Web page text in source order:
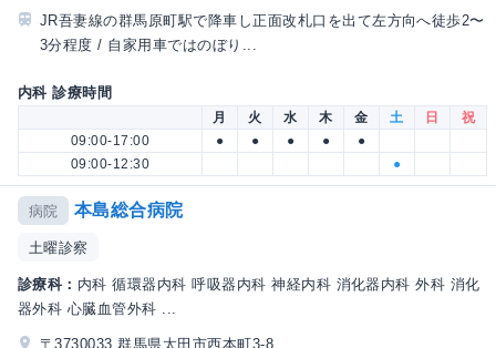
JR吾妻線の群馬原町駅で降車し正面改札口を出て左方向へ徒歩2〜
3分程度 / 自家用車ではのぼり...
内科 診療時間
月 火 水 木 金 土 日
祝
09:00-17:00
● ● ● ●
●
09:00-12:30
●
病院 本島総合病院
土曜診察
診療科： 内科 循環器内科 呼吸器内科 神経内科 消化器内科 外科 消化
器外科 心臓血管外科 ...
〒3730033 群馬県太田市西本町3-8